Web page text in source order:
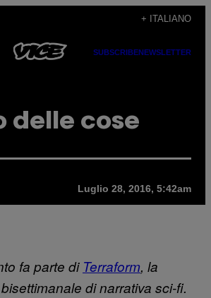
+ ITALIANO
SUBSCRIBENEWSLETTER
delle cose
Luglio 28, 2016, 5:42am
fa parte di Terraform, la
di narrativa sci-fi.